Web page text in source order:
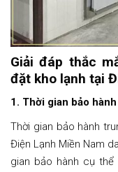
Giải đáp thắc
đặt kho lạnh tại
1. Thời gian bảo
Thời gian bảo hành
Điện Lạnh Miền Nam
gian bảo hành cụ